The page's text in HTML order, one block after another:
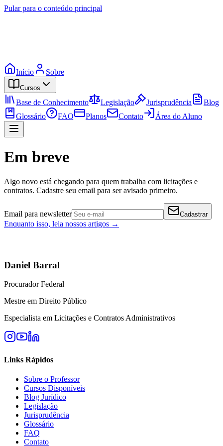
Pular para o conteúdo principal
Início Sobre
Cursos
Base de Conhecimento Legislação Jurisprudência
Blog
Glossário
FAQ Planos Contato Área do Aluno
Em breve
Algo novo está chegando para quem trabalha com licitações e
contratos. Cadastre seu email para ser avisado primeiro.
Email para newsletter Cadastrar
Enquanto isso, leia nossos artigos →
Daniel Barral
Procurador Federal
Mestre em Direito Público
Especialista em Licitações e Contratos Administrativos
Links Rápidos
Sobre o Professor
Cursos Disponíveis
Blog Jurídico
Legislação
Jurisprudência
Glossário
FAQ
Contato